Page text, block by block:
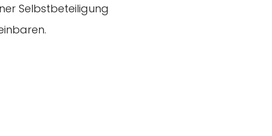
Selbstbeteiligung